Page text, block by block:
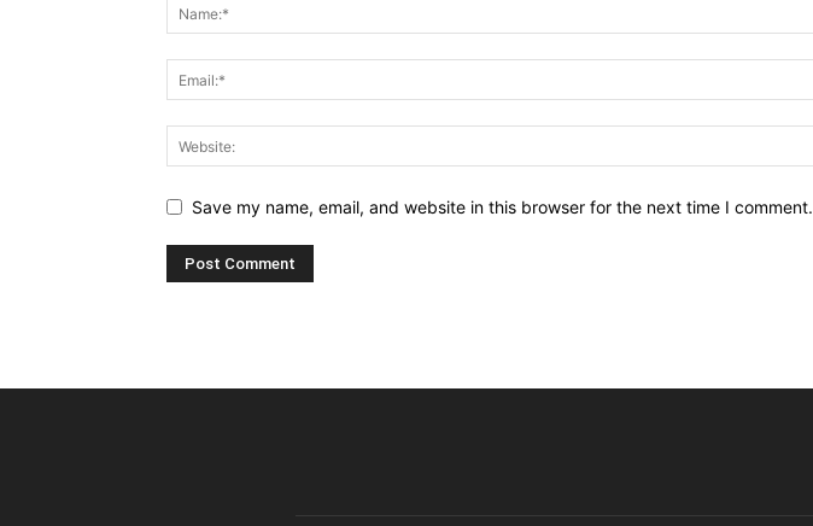
Save my name, email, and website in this browser for the next time I comment.